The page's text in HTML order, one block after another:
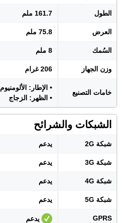
الطول 161.7 ملم
العرض 75.8 ملم
السُمك 8 ملم
وزن الجهاز 206 غرام
خامات التصنيع
• الإطار: الألومنيوم
• الظهر: الزجاج
الشبكات والشرائح
شبكة 2G يدعم
شبكة 3G يدعم
شبكة 4G يدعم
شبكة 5G يدعم
GPRS يدعم